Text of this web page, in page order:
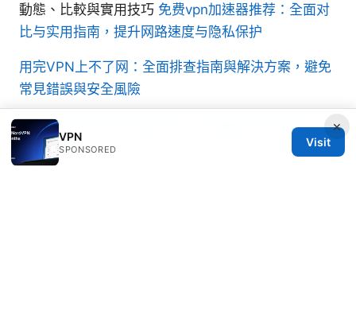
動態、比較與實用技巧 免费vpn加速器推荐：全面对
比与实用指南，提升网路速度与隐私保护
用完VPN上不了网：全面排查指南與解決方案，避免
常見錯誤與安全風險
Лучшие vpn для работы с chatgpt в россии в
2025 году
×
VPN
SPONSORED
Visit